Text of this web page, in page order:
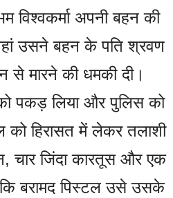
विश्वकर्मा अपनी बहन की
उसने बहन के पति श्रवण
से मारने की धमकी दी।
को पकड़ लिया और पुलिस को
को हिरासत में लेकर तलाशी
चार जिंदा कारतूस और एक
बरामद पिस्टल उसे उसके